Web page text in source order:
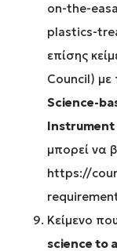
on-the-
plastics-
επίσης
Council) με
Science-
Instrument
μπορεί να
https://
Κείμενο
science to